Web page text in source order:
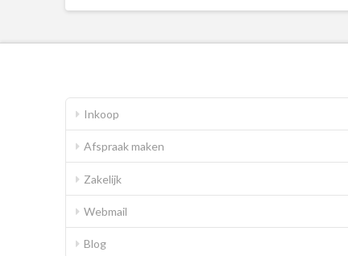
Inkoop
Afspraak maken
Zakelijk
Webmail
Blog